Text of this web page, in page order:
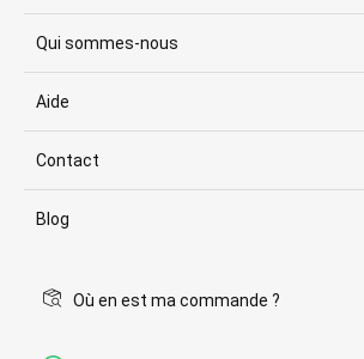
Qui sommes-nous
Aide
Contact
Blog
Où en est ma commande ?